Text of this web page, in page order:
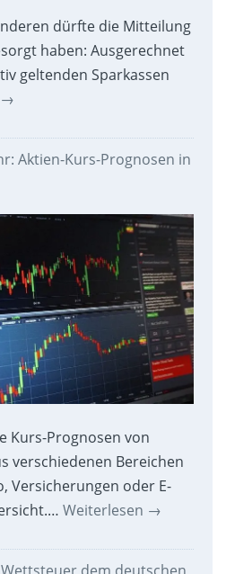
dürfte die Mitteilung
haben: Ausgerechnet
geltenden Sparkassen
→
Aktien-Kurs-Prognosen in
Kurs-Prognosen von
verschiedenen Bereichen
Versicherungen oder E-
Weiterlesen →